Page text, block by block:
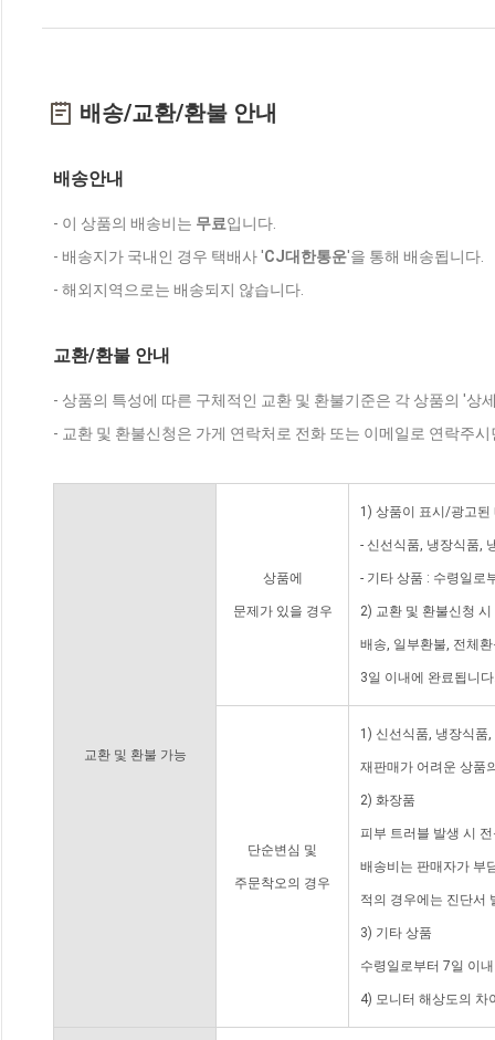
배송/교환/환불 안내
배송안내
- 이 상품의 배송비는 무료입니다.
- 배송지가 국내인 경우 택배사 'CJ대한통운'을 통해 배송됩니다.
- 해외지역으로는 배송되지 않습니다.
교환/환불 안내
- 상품의 특성에 따른 구체적인 교환 및 환불기준은 각 상품의 '상
- 교환 및 환불신청은 가게 연락처로 전화 또는 이메일로 연락주
교환 및 환불 가능
상품에
문제가 있을 경우
1) 상품이 표시/광고된
- 신선식품, 냉장식품,
- 기타 상품 : 수령일로
2) 교환 및 환불신청
배송, 일부환불, 전체
3일 이내에 완료됩니
단순변심 및
주문착오의 경우
1) 신선식품, 냉장식품
재판매가 어려운 상품
2) 화장품
피부 트러블 발생 시
배송비는 판매자가 부
적의 경우에는 진단서
3) 기타 상품
수령일로부터 7일 이
4) 모니터 해상도의 차